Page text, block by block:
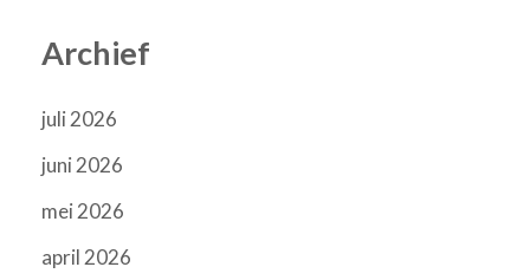
Archief
juli 2026
juni 2026
mei 2026
april 2026